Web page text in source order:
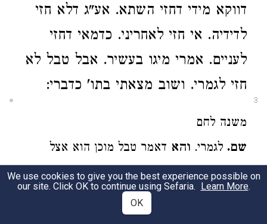
דווקא מידי דחזי השתא. אע"ג דלא חזי
לדידיה. אי חזי לאחריני. כדמאי דחזי
לעניים. אמרי מיגו בעשיר. אבל טבל לא
חזי לגמרי. ושוב מצאתי בתו' כדברי:
3
משנה לחם
שם. לגמרי. והא דאמר טבל מוכן הוא אצל
שבת. היינו לענין מבטל כלי מהיכנו דשבות שאין
בו מעשה הוא. (עחי"ג כירה מג"א).
We use cookies to give you the best experience possible on
our site. Click OK to continue using Sefaria. Learn More.
OK